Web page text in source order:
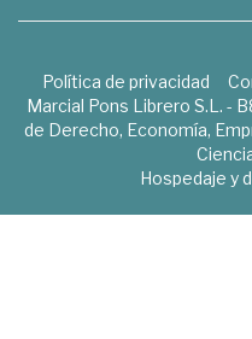
Política de privacidad
Marcial Pons Librero S.L. -
de Derecho, Economía,
Hospedaje y